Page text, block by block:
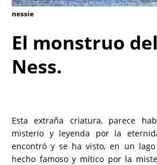
nessie
El monstruo
Ness.
Esta extraña criatura, parece
misterio y leyenda por la
encontró y se ha visto, en un
hecho famoso y mítico por la